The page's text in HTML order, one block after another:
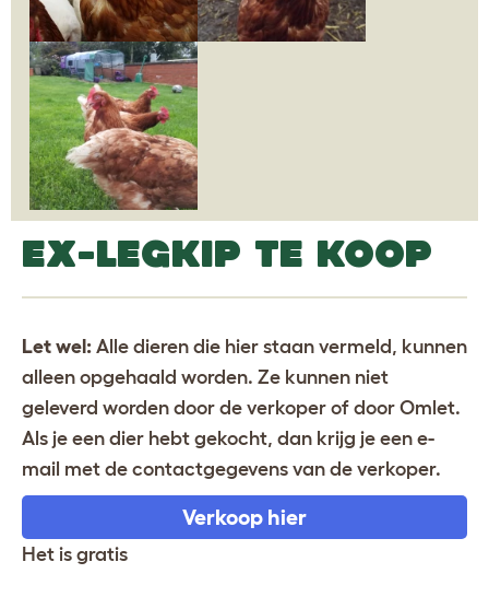
EX-LEGKIP TE KOOP
Let wel: Alle dieren die hier staan vermeld, kunnen
alleen opgehaald worden. Ze kunnen niet
geleverd worden door de verkoper of door Omlet.
Als je een dier hebt gekocht, dan krijg je een e-
mail met de contactgegevens van de verkoper.
Verkoop hier
Het is gratis